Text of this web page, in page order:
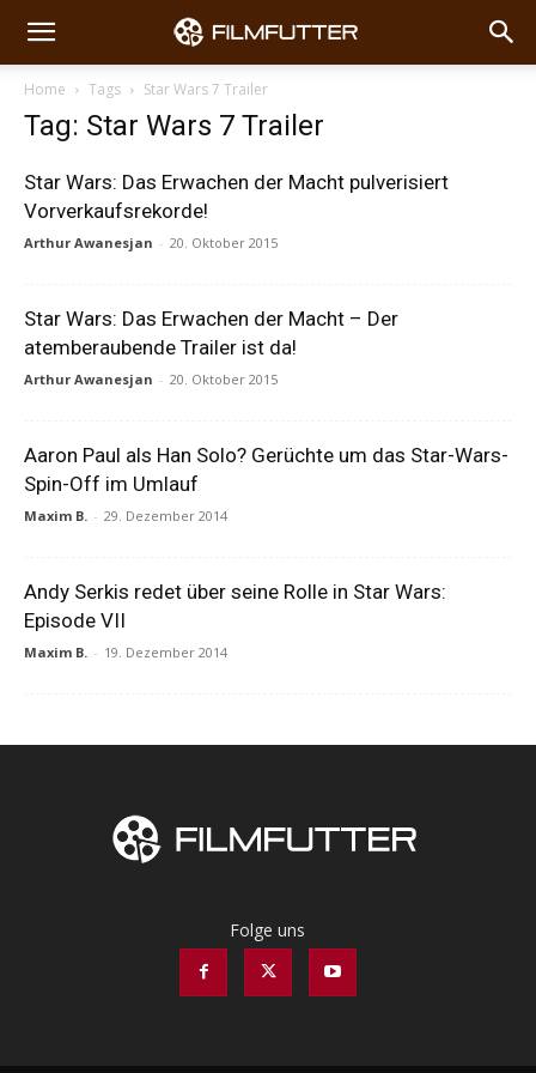
Home Tags Star Wars 7 Trailer
Tag: Star Wars 7 Trailer
Star Wars: Das Erwachen der Macht pulverisiert
Vorverkaufsrekorde!
Arthur Awanesjan - 20. Oktober 2015
Star Wars: Das Erwachen der Macht – Der
atemberaubende Trailer ist da!
Arthur Awanesjan - 20. Oktober 2015
Aaron Paul als Han Solo? Gerüchte um das Star-Wars-
Spin-Off im Umlauf
Maxim B. - 29. Dezember 2014
Andy Serkis redet über seine Rolle in Star Wars:
Episode VII
Maxim B. - 19. Dezember 2014
Folge uns